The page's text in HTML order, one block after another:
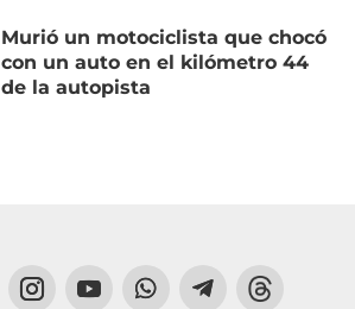
Murió un motociclista que chocó
con un auto en el kilómetro 44
de la autopista